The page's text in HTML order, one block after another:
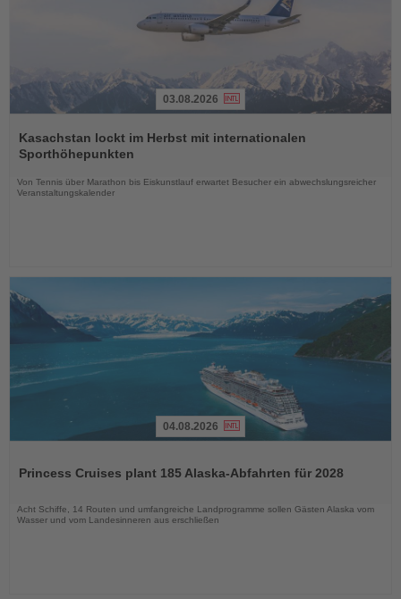
Sie
die
Nachrichten
03.08.2026
Kasachstan lockt im Herbst mit internationalen
Sporthöhepunkten
Von Tennis über Marathon bis Eiskunstlauf erwartet Besucher ein abwechslungsreicher
Veranstaltungskalender
die
04.08.2026
Princess Cruises plant 185 Alaska-Abfahrten für 2028
Acht Schiffe, 14 Routen und umfangreiche Landprogramme sollen Gästen Alaska vom
Wasser und vom Landesinneren aus erschließen